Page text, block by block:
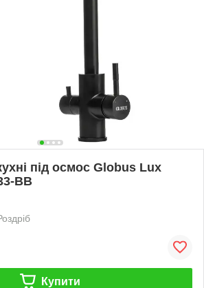
під осмос Globus Lux
BB
Купити